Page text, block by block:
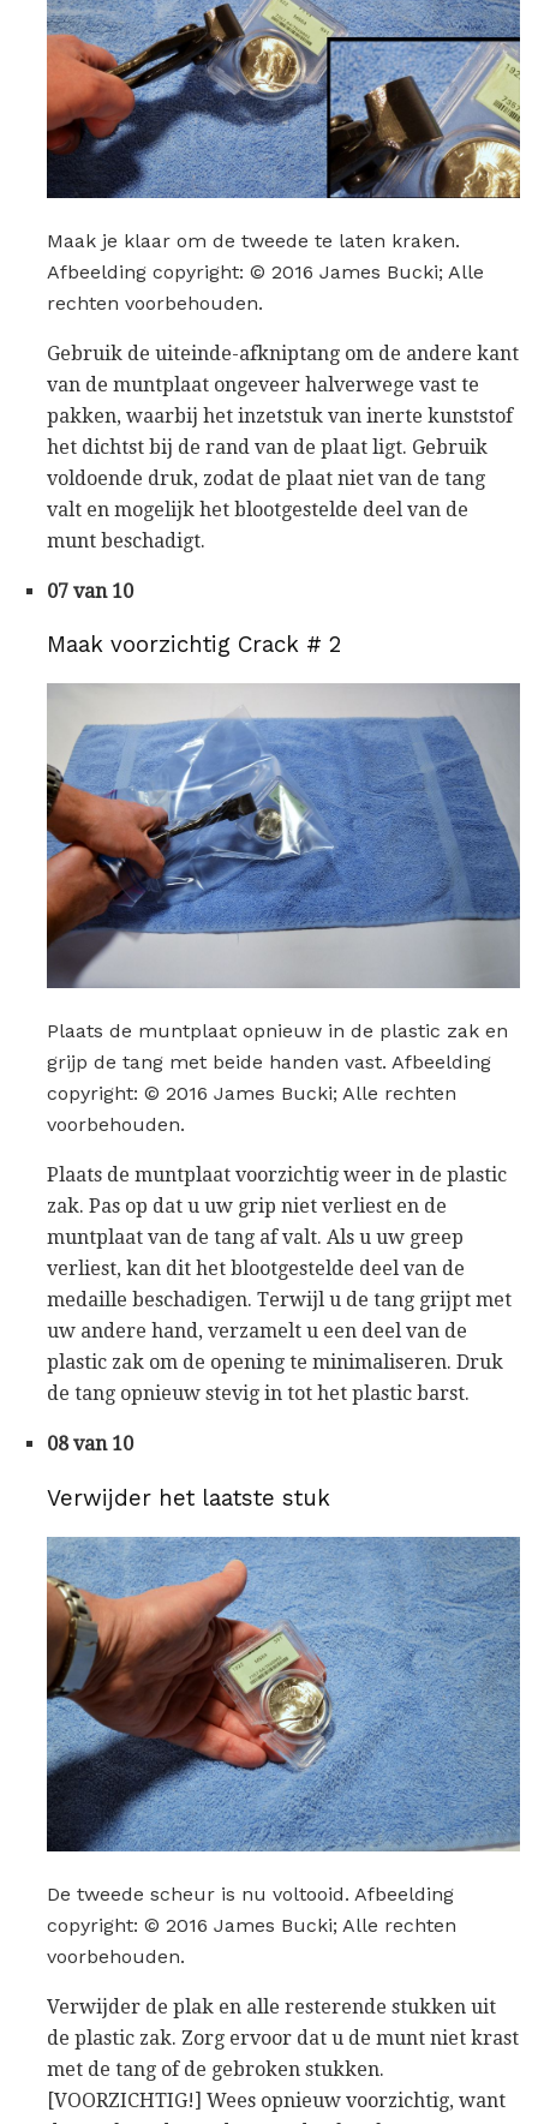
Maak je klaar om de tweede te laten kraken.
Afbeelding copyright: © 2016 James Bucki; Alle
rechten voorbehouden.
Gebruik de uiteinde-afkniptang om de andere kant
van de muntplaat ongeveer halverwege vast te
pakken, waarbij het inzetstuk van inerte kunststof
het dichtst bij de rand van de plaat ligt. Gebruik
voldoende druk, zodat de plaat niet van de tang
valt en mogelijk het blootgestelde deel van de
munt beschadigt.
07 van 10
Maak voorzichtig Crack # 2
Plaats de muntplaat opnieuw in de plastic zak en
grijp de tang met beide handen vast. Afbeelding
copyright: © 2016 James Bucki; Alle rechten
voorbehouden.
Plaats de muntplaat voorzichtig weer in de plastic
zak. Pas op dat u uw grip niet verliest en de
muntplaat van de tang af valt. Als u uw greep
verliest, kan dit het blootgestelde deel van de
medaille beschadigen. Terwijl u de tang grijpt met
uw andere hand, verzamelt u een deel van de
plastic zak om de opening te minimaliseren. Druk
de tang opnieuw stevig in tot het plastic barst.
08 van 10
Verwijder het laatste stuk
De tweede scheur is nu voltooid. Afbeelding
copyright: © 2016 James Bucki; Alle rechten
voorbehouden.
Verwijder de plak en alle resterende stukken uit
de plastic zak. Zorg ervoor dat u de munt niet krast
met de tang of de gebroken stukken.
[VOORZICHTIG!] Wees opnieuw voorzichtig, want